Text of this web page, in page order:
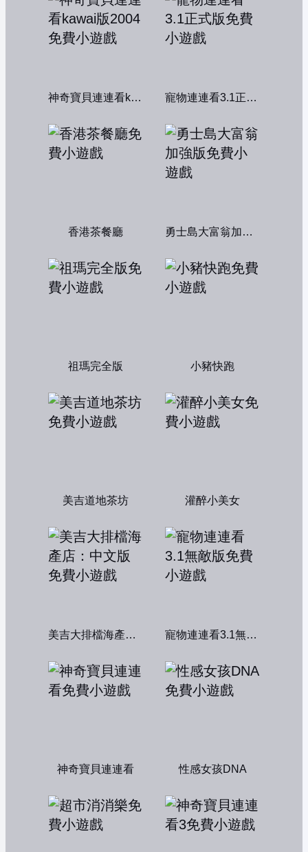
神奇寶貝連連看kawai版2004 寵物連連看3.1正式版
香港茶餐廳 勇士島大富翁加強版
祖瑪完全版 小豬快跑
美吉道地茶坊 灌醉小美女
美吉大排檔海產店：中文版 寵物連連看3.1無敵版
神奇寶貝連連看 性感女孩DNA